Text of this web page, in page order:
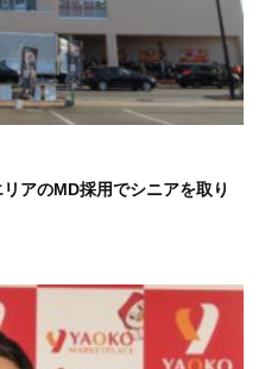
アのMD採用でシニアを取り